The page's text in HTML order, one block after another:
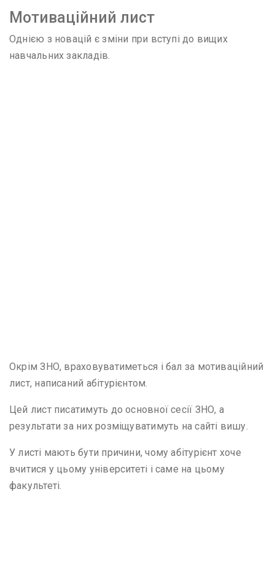
Мотиваційний лист
Однією з новацій є зміни при вступі до вищих
навчальних закладів.
Окрім ЗНО, враховуватиметься і бал за мотиваційний
лист, написаний абітурієнтом.
Цей лист писатимуть до основної сесії ЗНО, а
результати за них розміщуватимуть на сайті вишу.
У листі мають бути причини, чому абітурієнт хоче
вчитися у цьому університеті і саме на цьому
факультеті.